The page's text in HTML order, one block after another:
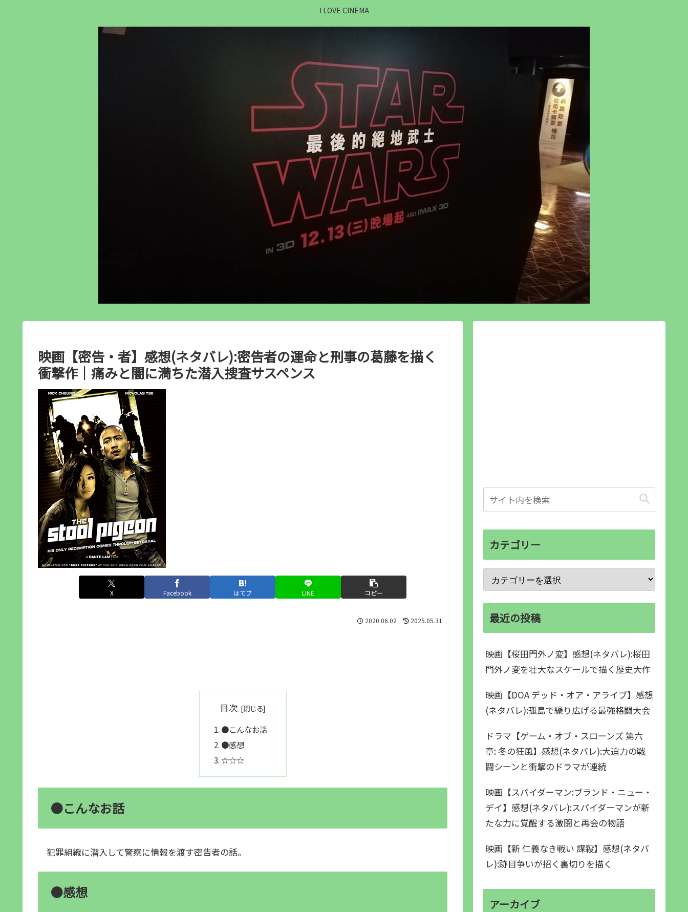
I LOVE CINEMA
映画【密告・者】感想(ネタバレ):密告者の運命と刑事の葛藤を描く
衝撃作｜痛みと闇に満ちた潜入捜査サスペンス
X Facebook はてブ LINE コピー
2020.06.02 2025.05.31
目次
●こんなお話
●感想
☆☆☆
●こんなお話
犯罪組織に潜入して警察に情報を渡す密告者の話。
●感想
カテゴリー
最近の投稿
映画【桜田門外ノ変】感想(ネタバレ):桜田
門外ノ変を壮大なスケールで描く歴史大作
映画【DOA デッド・オア・アライブ】感想
(ネタバレ):孤島で繰り広げる最強格闘大会
ドラマ【ゲーム・オブ・スローンズ 第六
章: 冬の狂風】感想(ネタバレ):大迫力の戦
闘シーンと衝撃のドラマが連続
映画【スパイダーマン:ブランド・ニュー・
デイ】感想(ネタバレ):スパイダーマンが新
たな力に覚醒する激闘と再会の物語
映画【新 仁義なき戦い 謀殺】感想(ネタバ
レ):跡目争いが招く裏切りを描く
アーカイブ